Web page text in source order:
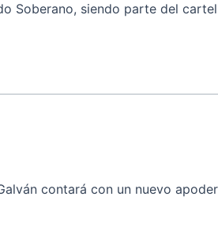
Soberano, siendo parte del
contará con un nuevo